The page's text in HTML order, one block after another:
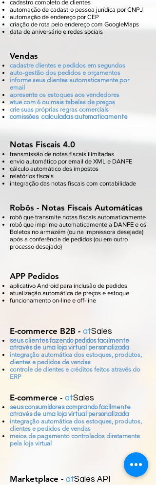
cadastro completo de clientes
automação de cadastro pessoa jurídica por CNPJ
automação de endereço por CEP
criação de rota pelo endereço com GoogleMaps
data de aniversário e redes sociais
Vendas
cadastre clientes e pedidos em segundos
auto-gestão dos pedidos e orçamentos
informe seus clientes automaticamente por
email
apresente os estoques aos vendedores
atue com 6 ou mais tabelas de preços
crie suas próprias regras comerciais
comissões calculadas automaticamente
Notas Fiscais 4.0
transmissão de notas fiscais ilimitadas
envio automático por email de XML e DANFE
cálculo automático dos impostos
relatórios fiscais
integração das notas fiscais com contabilidade
Robôs - Notas Fiscais Automáticas
robô que transmite notas fiscais automaticamente
robô que imprime automaticamente a DANFE e os
Boletos no armazém (ou na impressora desejada)
após a conferência de pedidos (ou em outro
processo desejado)
APP Pedidos
aplicativo Android para inclusão de pedidos
atualização automática de preços e estoque
funcionamento on-line e off-line
E-commerce B2B - atSales
seus clientes fazendo pedidos facilmente
através de uma loja virtual personalizada
integração automática dos estoques, produtos,
clientes e pedidos de vendas
controle de clientes e créditos feitos através do
ERP
E-commerce - atSales
seus consumidores comprando facilmente
através de uma loja virtual personalizada
integração automática dos estoques, produtos,
clientes e pedidos de vendas
meios de pagamento controlados diretamente
pela loja virtual
Marketplace - atSales API